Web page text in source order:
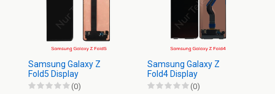
Samsung Galaxy Z
Fold5 Display
(0)
Samsung Galaxy Z
Fold4 Display
(0)